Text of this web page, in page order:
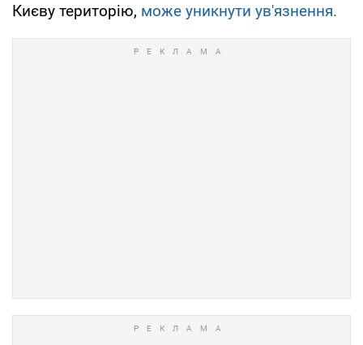
Києву територію, може уникнути ув'язнення.